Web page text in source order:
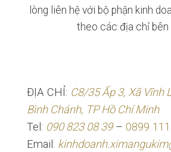
lòng liên hệ với bộ phận kinh
theo các địa chỉ bên
ĐỊA CHỈ: C8/35 Ấp 3, Xã Vĩnh
Bình Chánh, TP Hồ Chí Minh
Tel: 090 823 08 39– 0899
Email: